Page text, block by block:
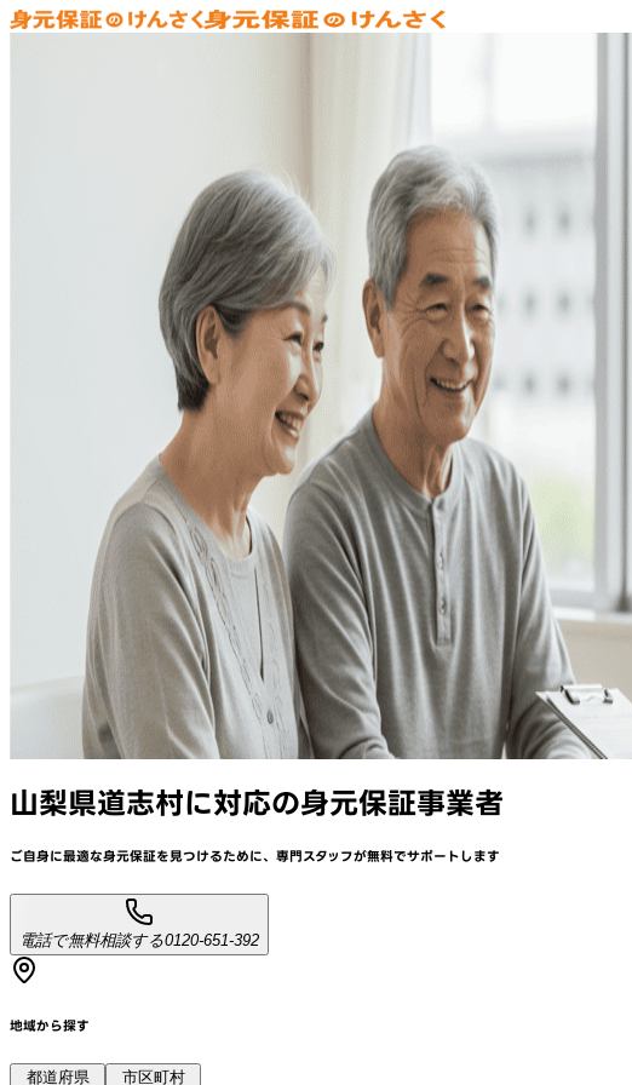
山梨県道志村に対応の身元保証事業者
ご自身に最適な身元保証を見つけるために、 専門スタッフが無料でサポートします
電話で無料相談する0120-651-392
地域から探す
都道府県
市区町村